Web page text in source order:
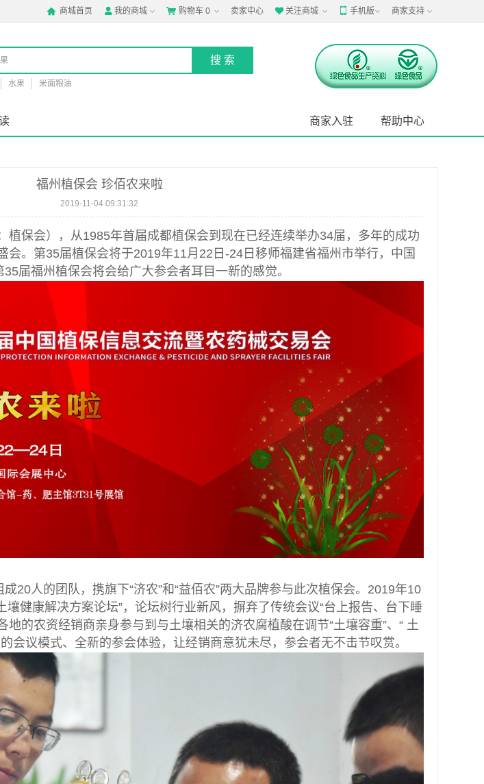
 商城首页  我的商城  购物车 0 卖家中心 关注商城 手机版 商家支持
水果 米面粮油
帮助中心
商家入驻
福州植保会 珍佰农来啦
2019-11-04 09:31:32
植保会），从1985年首届成都植保会到现在已经连续举办34届，多年的成功
会。第35届植保会将于2019年11月22日-24日移师福建省福州市举行，中国
届福州植保会将会给广大参会者耳目一新的感觉。
20人的团队，携旗下“济农”和“益佰农”两大品牌参与此次植保会。2019年10
健康解决方案论坛”，论坛树行业新风，摒弃了传统会议“台上报告、台下睡
地的农资经销商亲身参与到与土壤相关的济农腐植酸在调节“土壤容重”、“ 土
会议模式、全新的参会体验，让经销商意犹未尽，参会者无不击节叹赏。